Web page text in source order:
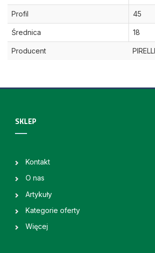
Profil 45
Średnica 18
Producent PIRELLI
SKLEP
Kontakt
O nas
Artykuły
Kategorie oferty
Więcej